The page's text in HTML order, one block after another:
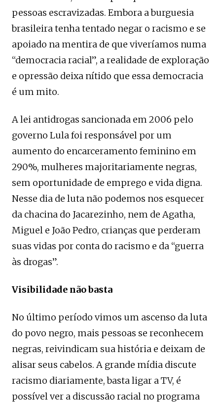
pessoas escravizadas. Embora a burguesia
brasileira tenha tentado negar o racismo e se
apoiado na mentira de que viveríamos numa
“democracia racial”, a realidade de exploração
e opressão deixa nítido que essa democracia
é um mito.
A lei antidrogas sancionada em 2006 pelo
governo Lula foi responsável por um
aumento do encarceramento feminino em
290%, mulheres majoritariamente negras,
sem oportunidade de emprego e vida digna.
Nesse dia de luta não podemos nos esquecer
da chacina do Jacarezinho, nem de Agatha,
Miguel e João Pedro, crianças que perderam
suas vidas por conta do racismo e da “guerra
às drogas”.
Visibilidade não basta
No último período vimos um ascenso da luta
do povo negro, mais pessoas se reconhecem
negras, reivindicam sua história e deixam de
alisar seus cabelos. A grande mídia discute
racismo diariamente, basta ligar a TV, é
possível ver a discussão racial no programa